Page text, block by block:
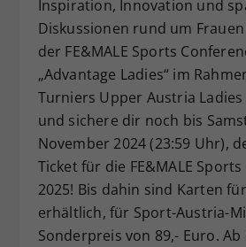
Inspiration, Innovation und
Diskussionen rund um
der FE&MALE Sports
„Advantage Ladies“ im
Turniers Upper Austria Ladies
und sichere dir noch bis
November 2024 (23:59 Uhr),
Ticket für die FE&MALE
2025! Bis dahin sind Karten
erhältlich, für Sport-Austria-
Sonderpreis von 89,- Euro. Ab
Zweck
Dieser Wert
Einstellungen.
zufällig generierte
historische
vorgenommen
Webseiten-
hat.